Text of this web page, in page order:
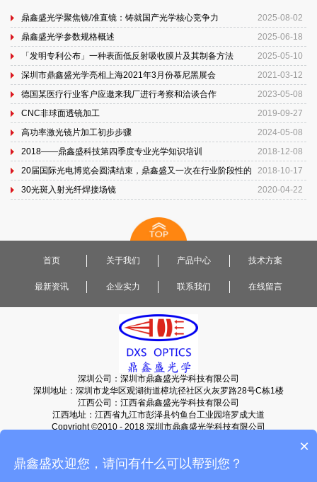
2025-08-02
鼎鑫盛光学聚焦镜/准直镜：铸就国产光学核心竞争力
2025-06-18
鼎鑫盛光学参数规格概述
2025-05-10
「发明专利公布」一种表面低反射吸收膜片及其制备方法
2021-03-12
深圳市鼎鑫盛光学亮相上海2021年3月份慕尼黑展会
2023-05-08
德国某医疗行业客户应邀来我厂进行考察和洽谈合作
2019-09-27
CNC非球面透镜加工
2024-05-08
高功率激光镜片加工初步步骤
2018-12-08
2018——鼎鑫盛科技第四季度专业光学知识培训
2018-10-17
20届国际光电博览会圆满结束，鼎鑫盛又一次在行业阶段性的
提升...
2020-04-22
30光斑入射光纤焊接场镜
首页 关于我们 产品中心 技术方案
最新资讯 企业实力 联系我们 在线留言
深圳公司：深圳市鼎鑫盛光学科技有限公司
深圳地址：深圳市龙华区观湖街道樟坑径社区火灰罗路28号C栋1楼
江西公司：江西省鼎鑫盛光学科技有限公司
江西地址：江西省九江市彭泽县钓鱼台工业园培罗成大道
Copyright ©2010 - 2018 深圳市鼎鑫盛光学科技有限公司
×
鼎鑫盛欢迎您，请问有什么可以帮到您？‌